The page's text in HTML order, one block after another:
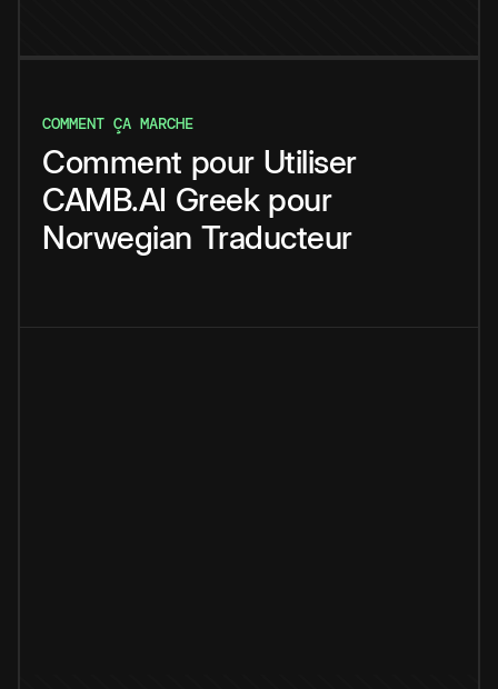
COMMENT ÇA MARCHE
Comment pour Utiliser
CAMB.AI Greek pour
Norwegian Traducteur